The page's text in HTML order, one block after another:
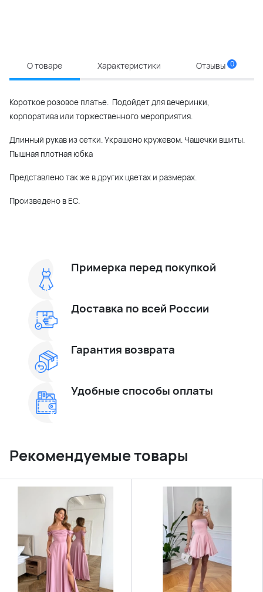
О товаре Характеристики Отзывы 0
Короткое розовое платье. Подойдет для вечеринки,
корпоратива или торжественного мероприятия.
Длинный рукав из сетки. Украшено кружевом. Чашечки вшиты.
Пышная плотная юбка
Представлено так же в других цветах и размерах.
Произведено в ЕС.
Примерка перед покупкой
Доставка по всей России
Гарантия возврата
Удобные способы оплаты
Рекомендуемые товары